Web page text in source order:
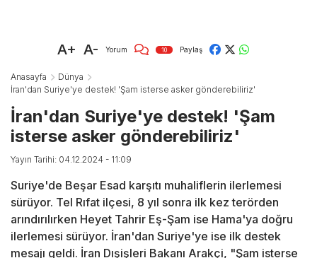
A+ A- Yorum 10 Paylaş
Anasayfa
Dünya
İran'dan Suriye'ye destek! 'Şam isterse asker gönderebiliriz'
İran'dan Suriye'ye destek! 'Şam
isterse asker gönderebiliriz'
Yayın Tarihi: 04.12.2024 - 11:09
Suriye'de Beşar Esad karşıtı muhaliflerin ilerlemesi
sürüyor. Tel Rıfat ilçesi, 8 yıl sonra ilk kez terörden
arındırılırken Heyet Tahrir Eş-Şam ise Hama'ya doğru
ilerlemesi sürüyor. İran'dan Suriye'ye ise ilk destek
mesajı geldi. İran Dışişleri Bakanı Arakçi, "Şam isterse